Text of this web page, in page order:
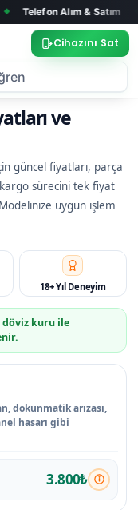
& Satım ◆ Tüm
Cihazını Sat
ve
güncel fiyatları, parça
sürecini tek fiyat
uygun işlem
18+ Yıl Deneyim
kuru ile
dokunmatik arızası,
hasarı gibi
3.800₺